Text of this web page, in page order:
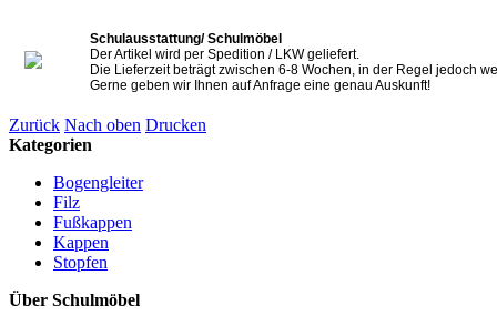
Schulausstattung/ Schulmöbel
Der Artikel wird per Spedition / LKW geliefert.
Die Lieferzeit beträgt zwischen 6-8 Wochen, in der Regel jedoch
Gerne geben wir Ihnen auf Anfrage eine genau Auskunft!
Zurück Nach oben Drucken
Kategorien
Bogengleiter
Filz
Fußkappen
Kappen
Stopfen
Über Schulmöbel